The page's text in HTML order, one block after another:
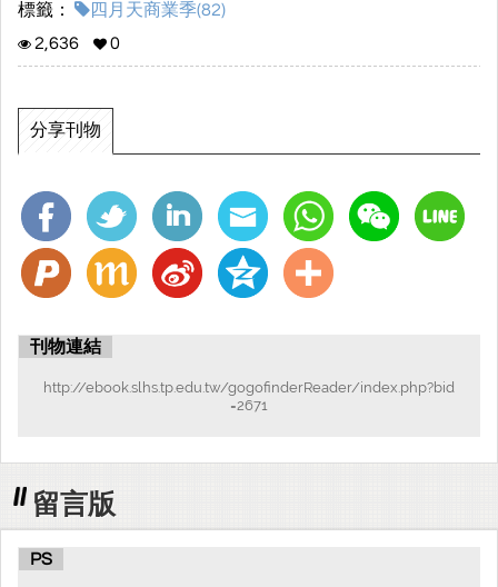
標籤：
四月天商業季(82)
2,636
0
分享刊物
刊物連結
http://ebook.slhs.tp.edu.tw/gogofinderReader/index.php?bid
=2671
留言版
PS